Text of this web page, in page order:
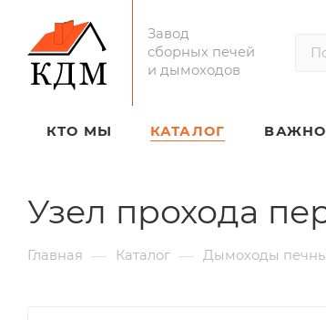
Завод
сборных печей
и дымоходов
КТО МЫ КАТАЛОГ ВАЖНО
Узел прохода
Главная — Каталог — Дымоходы